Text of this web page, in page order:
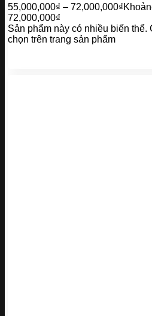
55,000,000₫ – 72,000,000₫
72,000,000₫
Sản phẩm này có nhiều biến
chọn trên trang sản phẩm